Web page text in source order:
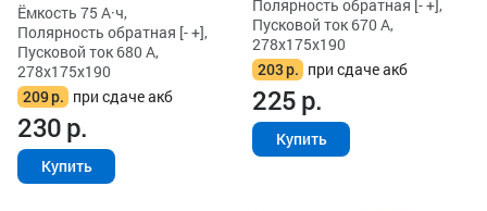
Ёмкость 75 А·ч,
Полярность обратная [- +],
Пусковой ток 680 А,
278x175x190
209р. при сдаче акб
230р.
Купить
Полярность обратная [- +],
Пусковой ток 670 А,
278x175x190
203р. при сдаче акб
225р.
Купить